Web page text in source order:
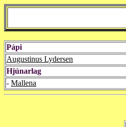
Pápi
Augustinus Lydersen
Hjúnarlag
- Mallena